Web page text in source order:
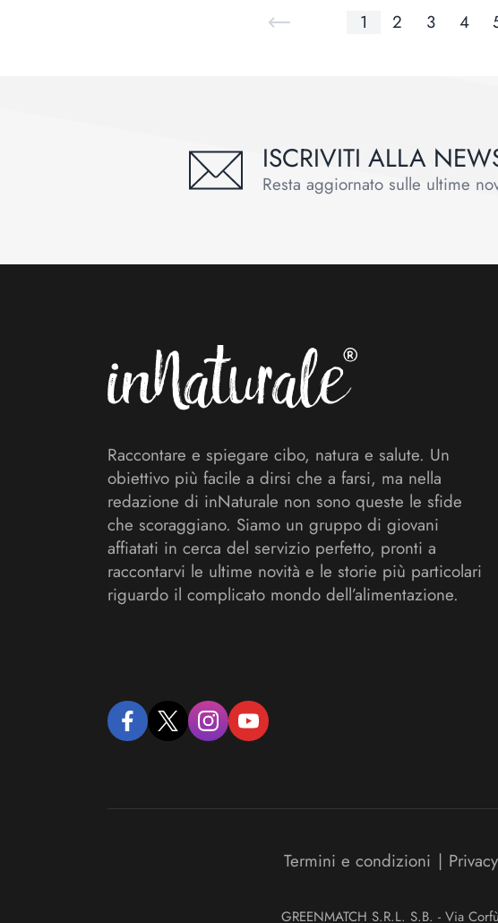
1 2 3 4
ISCRIVITI ALLA
Resta aggiornato sulle ultime
Raccontare e spiegare cibo, natura e salute. Un
obiettivo più facile a dirsi che a farsi, ma nella
redazione di inNaturale non sono queste le sfide
che scoraggiano. Siamo un gruppo di giovani
affiatati in cerca del servizio perfetto, pronti a
raccontarvi le ultime novità e le storie più particolari
riguardo il complicato mondo dell’alimentazione.
facebooktwitter instagramyoutube
Termini e condizioni |
GREENMATCH S.R.L. S.B. - Via